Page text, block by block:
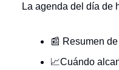
La agenda del día de
📰 Resumen
📈Cuándo